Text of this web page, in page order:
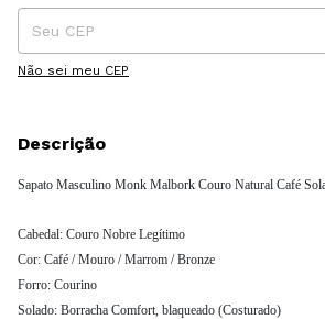
Não sei meu CEP
Descrição
Sapato Masculino Monk Malbork Couro Natural Café
Cabedal: Couro Nobre Legítimo
Cor: Café / Mouro / Marrom / Bronze
Forro: Courino
Solado: Borracha Comfort, blaqueado (Costurado)